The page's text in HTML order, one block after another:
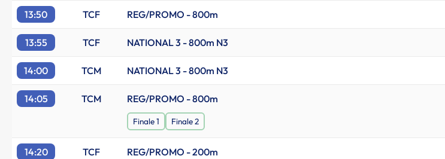
13:50 TCF REG/PROMO - 800m
13:55 TCF NATIONAL 3 - 800m N3
14:00 TCM NATIONAL 3 - 800m N3
14:05 TCM REG/PROMO - 800m
Finale 1 Finale 2
14:20 TCF REG/PROMO - 200m